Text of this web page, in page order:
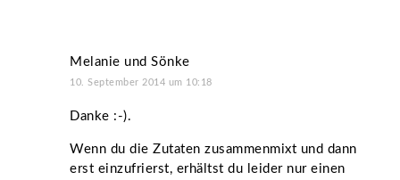
Melanie und Sönke
10. September 2014 um 10:18
Danke :-).
Wenn du die Zutaten zusammenmixt und dann
erst einzufrierst, erhältst du leider nur einen